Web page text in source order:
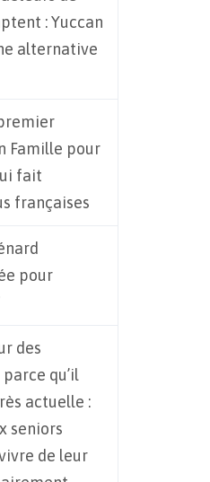
: Yuccan
alternative
Famille pour
fait
françaises
pour
des
qu’il
actuelle :
seniors
de leur